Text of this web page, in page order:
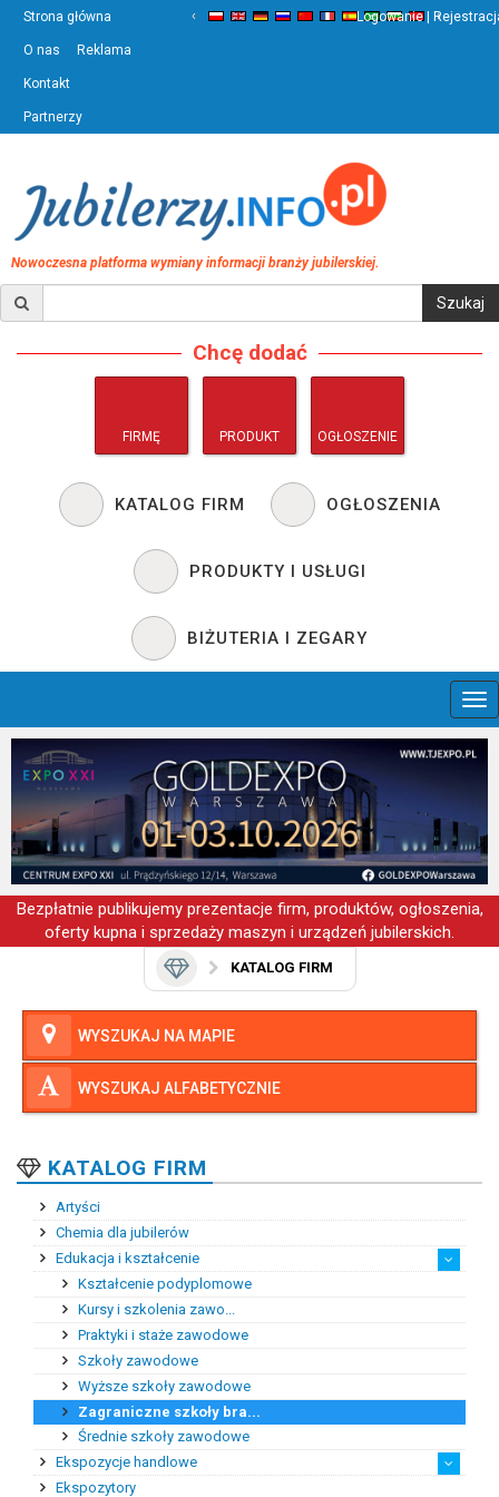
Strona główna
O nas Reklama
Kontakt
Partnerzy
‹ ›
Logowanie |
Nowoczesna platforma wymiany informacji branży jubilerskiej.
Chcę dodać
FIRMĘ PRODUKT OGŁOSZENIE
KATALOG FIRM OGŁOSZENIA
PRODUKTY I USŁUGI
BIŻUTERIA I ZEGARY
Bezpłatnie publikujemy prezentacje firm, produktów, ogłoszenia,
oferty kupna i sprzedaży maszyn i urządzeń jubilerskich.
KATALOG FIRM
WYSZUKAJ NA MAPIE
WYSZUKAJ ALFABETYCZNIE
KATALOG FIRM
Artyści
Chemia dla jubilerów
Edukacja i kształcenie
Kształcenie podyplomowe
Kursy i szkolenia zawo...
Praktyki i staże zawodowe
Szkoły zawodowe
Wyższe szkoły zawodowe
Zagraniczne szkoły bra...
Średnie szkoły zawodowe
Ekspozycje handlowe
Ekspozytory reklamowe
Klimatyzacja salonów j...
Meble ekspozycyjne
Oświetlenie ekspozycji...
Systemy przeciwkradzie...
Ekspozytory